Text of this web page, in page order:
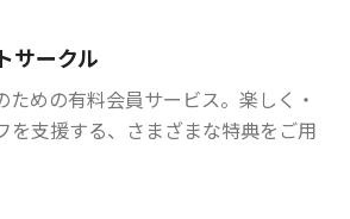
サークル
ための有料会員サービス。楽しく・
を支援する、さまざまな特典をご用